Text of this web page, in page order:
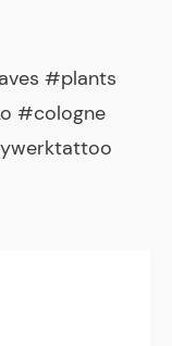
#plants
#cologne